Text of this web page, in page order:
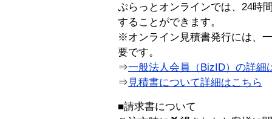
ぷらっとオンラインでは、24時
することができます。
※オンライン見積書発行には、
要です。
⇒一般法人会員（BizID）の詳細
⇒ 見積書について詳細はこちら
■請求書について